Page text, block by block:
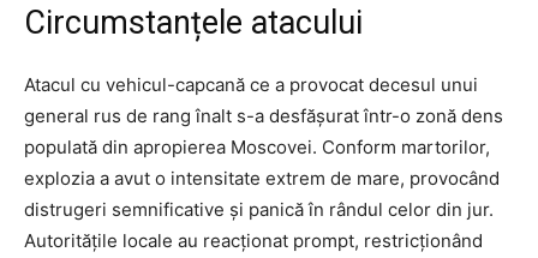
Circumstanțele atacului
Atacul cu vehicul-capcană ce a provocat decesul unui
general rus de rang înalt s-a desfășurat într-o zonă dens
populată din apropierea Moscovei. Conform martorilor,
explozia a avut o intensitate extrem de mare, provocând
distrugeri semnificative și panică în rândul celor din jur.
Autoritățile locale au reacționat prompt, restricționând